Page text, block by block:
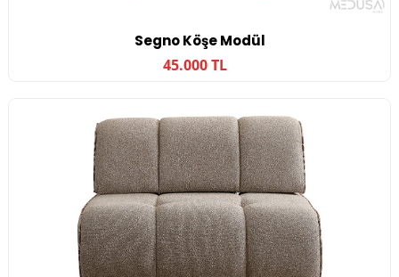
Segno Köşe Modül
45.000 TL